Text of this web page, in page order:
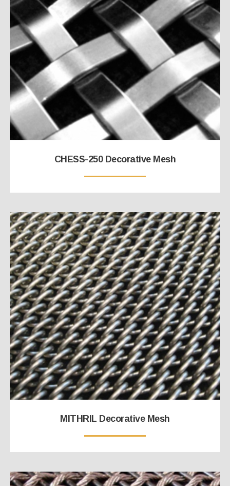
CHESS-250 Decorative Mesh
MITHRIL Decorative Mesh